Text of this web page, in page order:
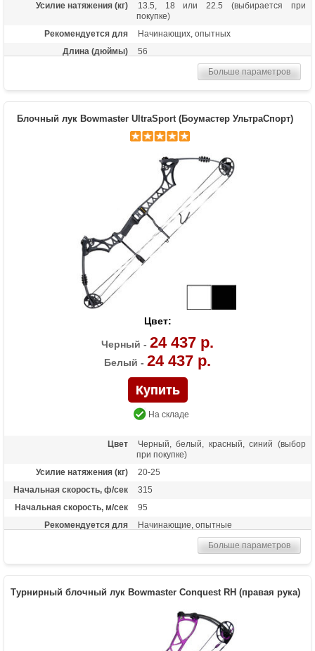
Усилие натяжения (кг)
13.5, 18 или 22.5 (выбирается при
покупке)
Рекомендуется для
Начинающих, опытных
Длина (дюймы)
56
Лук, пластиковая полочка, тетива В50,
шестигранники
Материалы изделия
Рукоятка - алюминий, плечи - дерево с
ламинатом
Развлечение, спорт
Больше параметров
Блочный лук Bowmaster UltraSport (Боумастер УльтраСпорт)
Цвет:
Черный - 24 437 р.
Белый - 24 437 р.
На складе
Цвет
Черный, белый, красный, синий (выбор
при покупке)
Усилие натяжения (кг)
20-25
Начальная скорость, ф/сек
315
Начальная скорость, м/сек
95
Рекомендуется для
Начинающие, опытные
Высота базы (дюймы)
7.1
Расстояние между осями
40 дюймов
Рукоять - алюминий 6061-Т6, блоки -
алюминий 7075-Т6, тетива - нить BCY-X
Больше параметров
Турнирный блочный лук Bowmaster Conquest RH (правая рука)